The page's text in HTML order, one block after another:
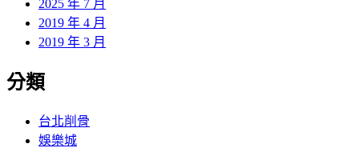
2025 年 7 月
2019 年 4 月
2019 年 3 月
分類
台北削骨
娛樂城